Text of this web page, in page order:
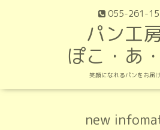
055-261-
パン工
ぽこ・あ
笑顔になれるパンをお届
new